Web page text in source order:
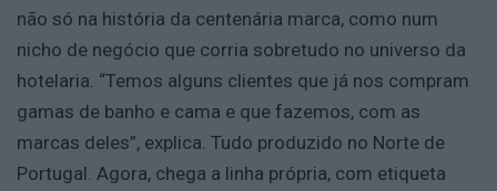
não só na história da centenária marca, como num
nicho de negócio que corria sobretudo no universo da
hotelaria. “Temos alguns clientes que já nos compram
gamas de banho e cama e que fazemos, com as
marcas deles”, explica. Tudo produzido no Norte de
Portugal. Agora, chega a linha própria, com etiqueta